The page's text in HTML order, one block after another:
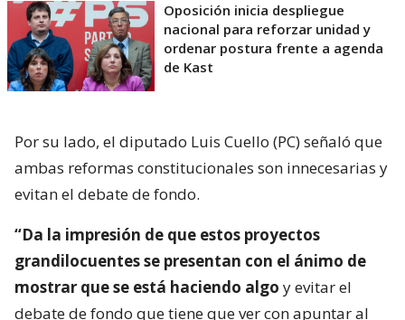
Oposición inicia despliegue
nacional para reforzar unidad y
ordenar postura frente a agenda
de Kast
Por su lado, el diputado Luis Cuello (PC) señaló que
ambas reformas constitucionales son innecesarias y
evitan el debate de fondo.
“Da la impresión de que estos proyectos
grandilocuentes se presentan con el ánimo de
mostrar que se está haciendo algo y evitar el
debate de fondo que tiene que ver con apuntar al